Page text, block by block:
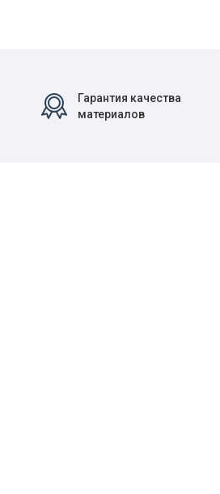
Гарантия качества
материалов